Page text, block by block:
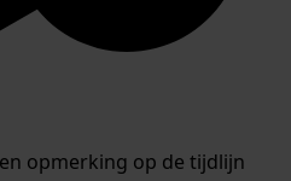
opmerking op de tijdlijn